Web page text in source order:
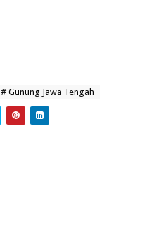
# Gunung Jawa Tengah